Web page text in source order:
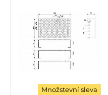
Množstevní sleva